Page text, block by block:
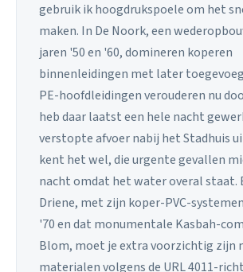
gebruik ik hoogdrukspoele om het
maken. In De Noork, een
jaren '50 en '60, domineren koperen
binnenleidingen met later
PE-hoofdleidingen verouderen nu
heb daar laatst een hele nacht
verstopte afvoer nabij het Stadhuis
kent het wel, die urgente gevallen
nacht omdat het water overal staat.
Driene, met zijn koper-PVC-
'70 en dat monumentale Kasbah-
Blom, moet je extra voorzichtig zijn
materialen volgens de URL 4011-